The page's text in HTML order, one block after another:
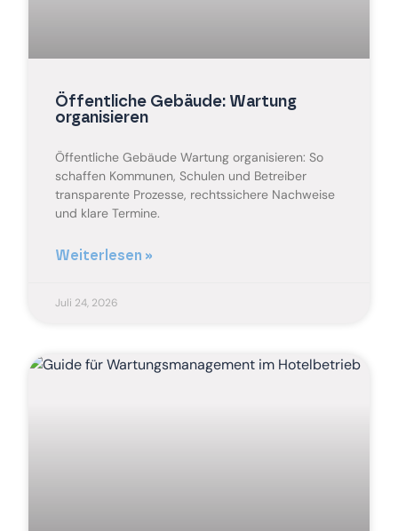
Öffentliche Gebäude: Wartung
organisieren
Öffentliche Gebäude Wartung organisieren: So
schaffen Kommunen, Schulen und Betreiber
transparente Prozesse, rechtssichere Nachweise
und klare Termine.
Weiterlesen »
Juli 24, 2026